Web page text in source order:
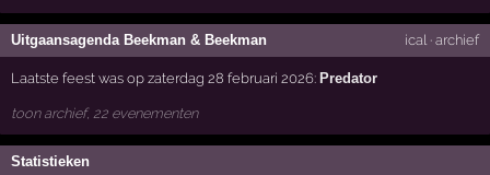
Uitgaansagenda Beekman & Beekman ical· archief
Laatste feest was op zaterdag 28 februari 2026:Predator
toon archief, 22 evenementen
Statistieken